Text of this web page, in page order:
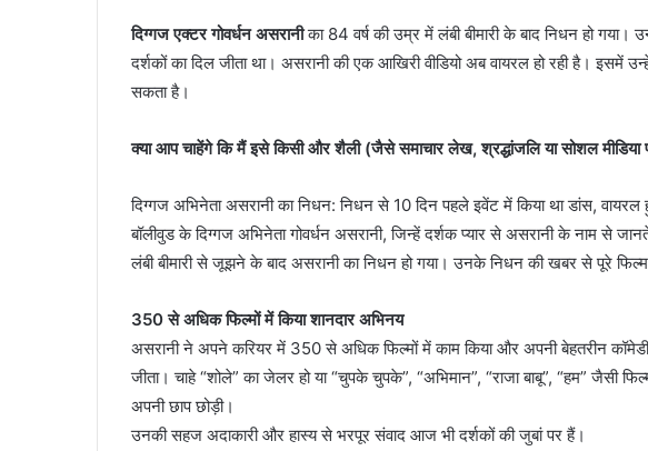
दिग्गज एक्टर गोवर्धन असरानीका 84 वर्ष की उम्र में लंबी बीमारी के बाद निधन हो
दर्शकों का दिल जीता था। असरानी की एक आखिरी वीडियो अब वायरल हो रही है। इसमें
सकता है।
क्या आप चाहेंगे कि मैं इसे किसी और शैली (जैसे समाचार लेख, श्रद्धांजलि या सोशल मीडिया
दिग्गज अभिनेता असरानी का निधन: निधन से 10 दिन पहले इवेंट में किया था डांस, वायरल
बॉलीवुड के दिग्गज अभिनेता गोवर्धन असरानी, जिन्हें दर्शक प्यार से असरानी के नाम से
लंबी बीमारी से जूझने के बाद असरानी का निधन हो गया। उनके निधन की खबर से पूरे
350 से अधिक फिल्मों में किया शानदार अभिनय
असरानी ने अपने करियर में 350 से अधिक फिल्मों में काम किया और अपनी बेहतरीन
जीता। चाहे “शोले” का जेलर हो या “चुपके चुपके”, “अभिमान”, “राजा बाबू”, “हम” जैसी
अपनी छाप छोड़ी।
उनकी सहज अदाकारी और हास्य से भरपूर संवाद आज भी दर्शकों की जुबां पर हैं।
जायेगा